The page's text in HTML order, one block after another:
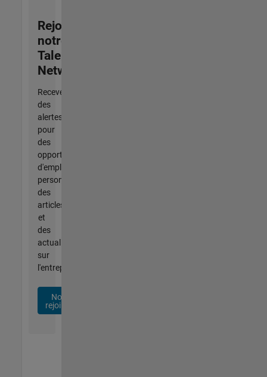
Rejoignez
notre
Talent
Network
Recevez
des
alertes
pour
des
opportunités
d'emploi
personnalisées,
des
articles
et
des
actualités
sur
l'entreprise.
Nous
rejoindre